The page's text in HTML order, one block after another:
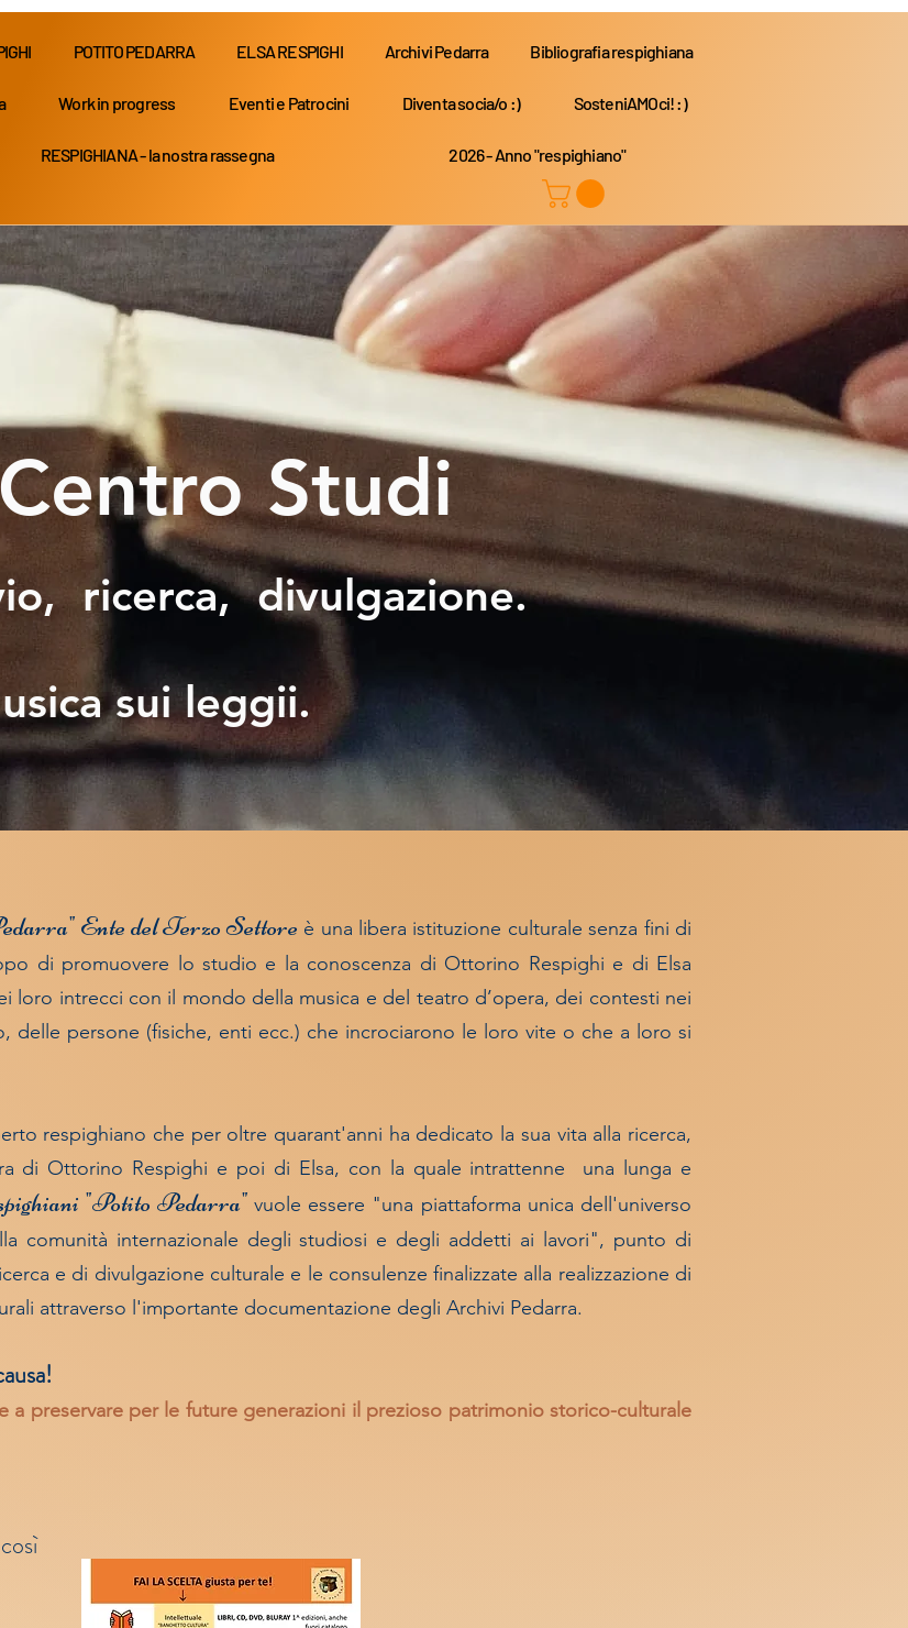
POTITO PEDARRA ELSA RESPIGHI Archivi Pedarra Bibliografia respighiana
Work in progress Eventi e Patrocini Diventa socia/o :) SosteniAMOci! :)
RESPIGHIANA - la nostra rassegna 2026 - Anno "respighiano"
Pagina in aggiornamento
Studi
ricerca, divulgazione.
sui leggii.
Ente del Terzo Settore è una libera istituzione culturale senza fini di
di promuovere lo studio e la conoscenza di Ottorino Respighi e di Elsa
loro intrecci con il mondo della musica e del teatro d’opera, dei contesti nei
delle persone (fisiche, enti ecc.) che incrociarono le loro vite o che a loro si
respighiano che per oltre quarant'anni ha dedicato la sua vita alla ricerca,
di Ottorino Respighi e poi di Elsa, con la quale intrattenne una lunga e
"Potito Pedarra" vuole essere "una piattaforma unica dell'universo
comunità internazionale degli studiosi e degli addetti ai lavori", punto di
e di divulgazione culturale e le consulenze finalizzate alla realizzazione di
attraverso l'importante documentazione degli Archivi Pedarra.
a preservare per le future generazioni il prezioso patrimonio storico-culturale